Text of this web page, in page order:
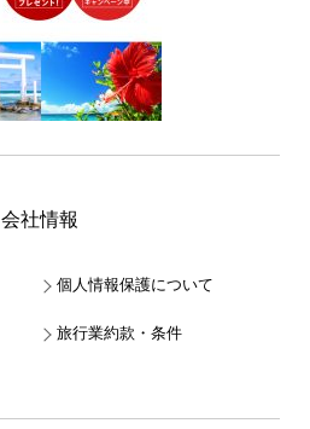
会社情報
個人情報保護について
旅行業約款・条件